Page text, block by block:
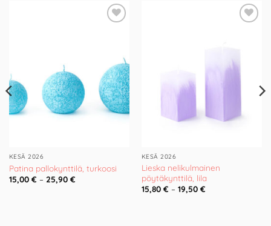
KESÄ 2026
Patina pallokynttilä, turkoosi
15,00 € – 25,90 €
KESÄ 2026
Lieska nelikulmainen
pöytäkynttilä, lila
15,80 € – 19,50 €